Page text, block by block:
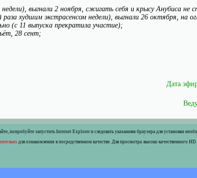
выгнали 2 ноября, сжигать себя и крысу Анубиса не
худшим экстрасенсом недели), выгнали 26 октября, на
(с 11 выпуска прекратила участие);
28 сент;
Дата
попробуйте запустить Internet Explorer и следовать указаниям браузера для установки
для ознакомления в посредственном качестве. Для просмотра высоко качественного